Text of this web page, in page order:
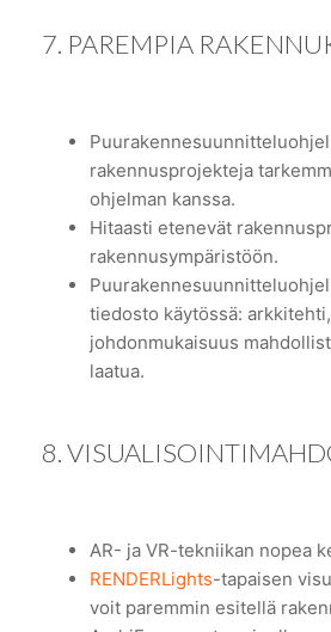
7. PAREMPIA
rakennusprojekteja
ohjelman kanssa.
Hitaasti etenevät
rakennusympäristöön.
tiedosto käytössä:
johdonmukaisuus
laatua.
8.
AR- ja VR-tekniikan nopea
RENDERLights-tapaisen
voit paremmin esitellä